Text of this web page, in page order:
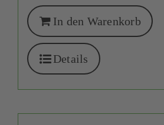
In den Warenkorb
Details